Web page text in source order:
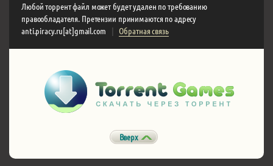
Любой торрент файл может будет удален по требованию
правообладателя. Претензии принимаются по адресу
anti.piracy.ru[at]gmail.com
| Обратная связь
Вверх